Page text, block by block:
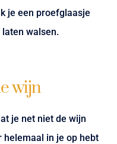
je een proefglaasje
walsen.
wijn
je net niet de wijn
helemaal in je op hebt